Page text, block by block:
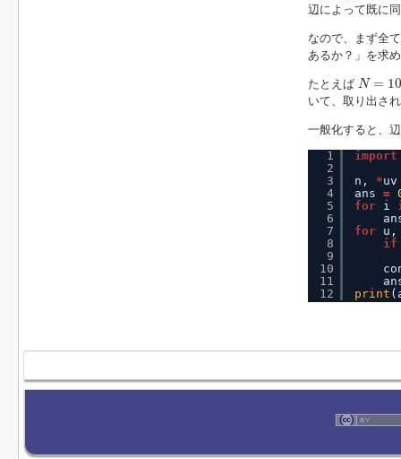
辺によって既に
なので、まず全
あるか？」を求
たとえば N =
N= 10
いて、取り出さ
一般化すると、
1
2
3
4
5
6
7
8
9
10
11
12
import
n, *
ans =
for
i
for
if
print